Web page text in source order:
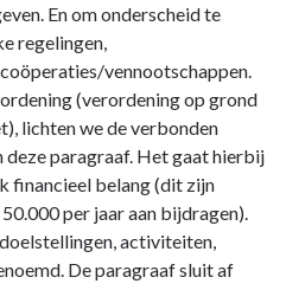
En om onderscheid te
regelingen,
vennootschappen.
(verordening op grond
lichten we de verbonden
paragraaf. Het gaat hierbij
financieel belang (dit zijn
per jaar aan bijdragen).
activiteiten,
De paragraaf sluit af